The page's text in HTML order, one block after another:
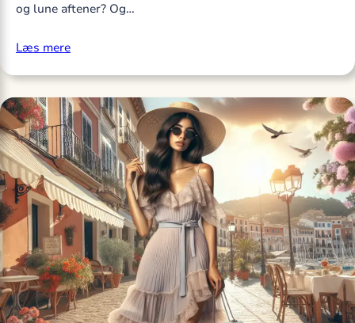
og lune aftener? Og…
Læs mere